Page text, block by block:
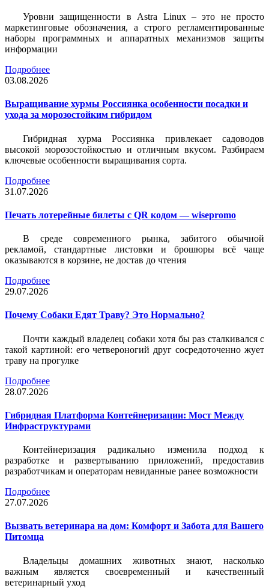
Уровни защищенности в Astra Linux – это не просто
маркетинговые обозначения, а строго регламентированные
наборы программных и аппаратных механизмов защиты
информации
Подробнее
03.08.2026
Выращивание хурмы Россиянка особенности посадки и
ухода за морозостойким гибридом
Гибридная хурма Россиянка привлекает садоводов
высокой морозостойкостью и отличным вкусом. Разбираем
ключевые особенности выращивания сорта.
Подробнее
31.07.2026
Печать лотерейные билеты c QR кодом — wisepromo
В среде современного рынка, забитого обычной
рекламой, стандартные листовки и брошюры всё чаще
оказываются в корзине, не достав до чтения
Подробнее
29.07.2026
Почему Собаки Едят Траву? Это Нормально?
Почти каждый владелец собаки хотя бы раз сталкивался с
такой картиной: его четвероногий друг сосредоточенно жует
траву на прогулке
Подробнее
28.07.2026
Гибридная Платформа Контейнеризации: Мост Между
Инфраструктурами
Контейнеризация радикально изменила подход к
разработке и развертыванию приложений, предоставив
разработчикам и операторам невиданные ранее возможности
Подробнее
27.07.2026
Вызвать ветеринара на дом: Комфорт и Забота для Вашего
Питомца
Владельцы домашних животных знают, насколько
важным является своевременный и качественный
ветеринарный уход